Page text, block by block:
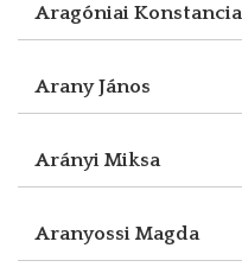
Aragóniai
Arany János
Arányi Miksa
Aranyossi Magda